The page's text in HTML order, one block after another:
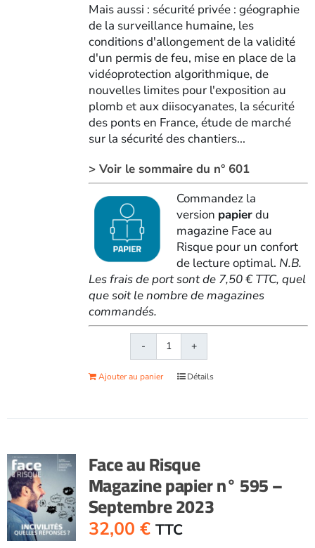
Mais aussi : sécurité privée : géographie
de la surveillance humaine, les
conditions d'allongement de la validité
d'un permis de feu, mise en place de la
vidéoprotection algorithmique, de
nouvelles limites pour l'exposition au
plomb et aux diisocyanates, la sécurité
des ponts en France, étude de marché
sur la sécurité des chantiers...
> Voir le sommaire du n° 601
Commandez la
version papierdu
magazine Face au
Risque pour un confort
de lecture optimal. N.B.
Les frais de port sont de 7,50 € TTC, quel
que soit le nombre de magazines
commandés.
quantité
de
Face
601
-
Mai-
juin
2024
Ajouter au panier Détails
Face au Risque
Magazine papier n° 595 –
Septembre 2023
32,00 € TTC